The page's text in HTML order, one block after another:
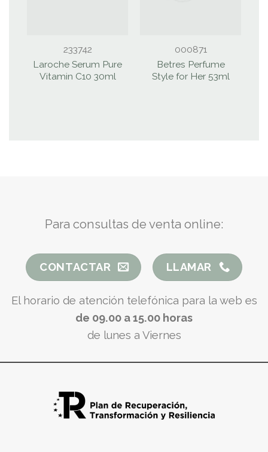
233742
Laroche Serum Pure
Vitamin C10 30ml
000871
Betres Perfume
Style for Her 53ml
Para consultas de venta online:
CONTACTAR LLAMAR
El horario de atención telefónica para la web es
de 09.00 a 15.00 horas
de lunes a Viernes